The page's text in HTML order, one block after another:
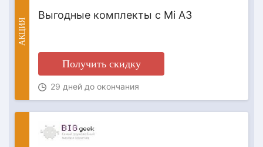
АКЦИЯ
Выгодные комплекты с Mi A3
Получить скидку
29 дней до окончания